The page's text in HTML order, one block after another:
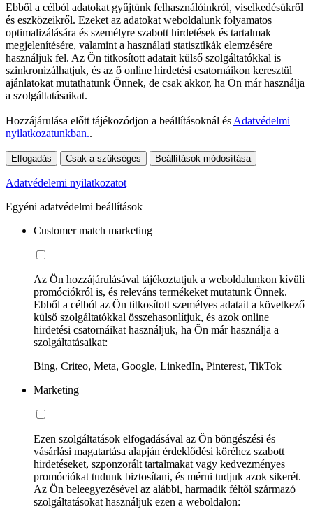
Ebből a célból adatokat gyűjtünk felhasználóinkról, viselkedésükről
és eszközeikről. Ezeket az adatokat weboldalunk folyamatos
optimalizálására és személyre szabott hirdetések és tartalmak
megjelenítésére, valamint a használati statisztikák elemzésére
használjuk fel. Az Ön titkosított adatait külső szolgáltatókkal is
szinkronizálhatjuk, és az ő online hirdetési csatornáikon keresztül
ajánlatokat mutathatunk Önnek, de csak akkor, ha Ön már használja
a szolgáltatásaikat.
Hozzájárulása előtt tájékozódjon a beállításoknál és Adatvédelmi
nyilatkozatunkban..
Elfogadás Csak a szükséges Beállítások módosítása
Adatvédelemi nyilatkozatot
Egyéni adatvédelmi beállítások
Customer match marketing
Az Ön hozzájárulásával tájékoztatjuk a weboldalunkon kívüli
promóciókról is, és releváns termékeket mutatunk Önnek.
Ebből a célból az Ön titkosított személyes adatait a következő
külső szolgáltatókkal összehasonlítjuk, és azok online
hirdetési csatornáikat használjuk, ha Ön már használja a
szolgáltatásaikat:
Bing, Criteo, Meta, Google, LinkedIn, Pinterest, TikTok
Marketing
Ezen szolgáltatások elfogadásával az Ön böngészési és
vásárlási magatartása alapján érdeklődési köréhez szabott
hirdetéseket, szponzorált tartalmakat vagy kedvezményes
promóciókat tudunk biztosítani, és mérni tudjuk azok sikerét.
Az Ön beleegyezésével az alábbi, harmadik féltől származó
szolgáltatásokat használjuk ezen a weboldalon: